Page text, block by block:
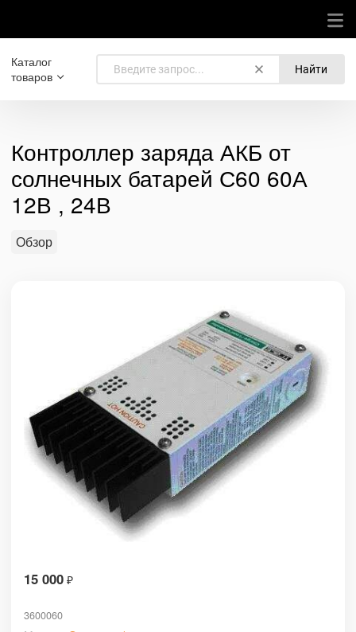
Каталог
товаров
Найти
Контроллер заряда АКБ от
солнечных батарей С60 60А
12В , 24В
Обзор
15 000 ₽
3600060